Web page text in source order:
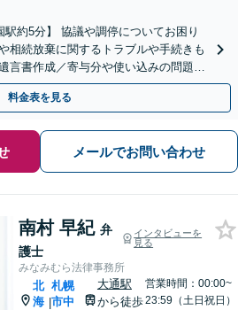
駅約5分】 協議や調停についてお困り
相続放棄に関するトラブルや手続きも
言書作成／寄与分や使い込みの問題／
料金表を見る
メールでお問い合わせ
南村 早紀 弁
護士
インタビューを
見る
みなみむら法律事務所
北
海 |
札幌
市中
大通駅
から徒歩
営業時間：00:00~
23:59（土日祝日）